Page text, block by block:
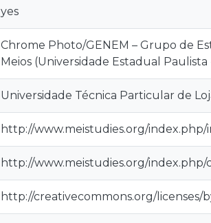
yes
Chrome Photo/GENEM – Grupo de
Meios (Universidade Estadual Paulista
Universidade Técnica Particular de
http://www.meistudies.org/
http://www.meistudies.org/index.php/
http://creativecommons.org/licenses/